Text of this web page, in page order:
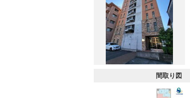
間取り図